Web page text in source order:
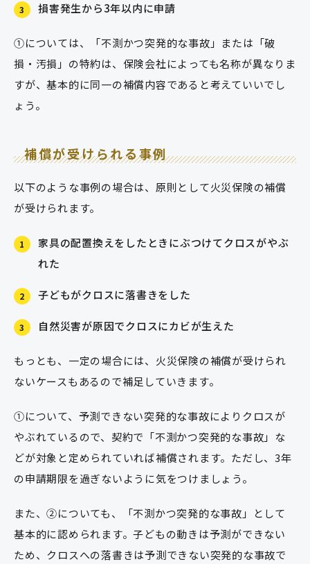
3 損害発生から3年以内に申請
①については、「不測かつ突発的な事故」または「破
損・汚損」の特約は、保険会社によっても名称が異なりま
すが、基本的に同一の補償内容であると考えていいでし
ょう。
補償が受けられる事例
以下のような事例の場合は、原則として火災保険の補償
が受けられます。
1
家具の配置換えをしたときにぶつけてクロスがやぶ
れた
2 子どもがクロスに落書きをした
3 自然災害が原因でクロスにカビが生えた
もっとも、一定の場合には、火災保険の補償が受けられ
ないケースもあるので補足していきます。
①について、予測できない突発的な事故によりクロスが
やぶれているので、契約で「不測かつ突発的な事故」な
どが対象と定められていれば補償されます。ただし、3年
の申請期限を過ぎないように気をつけましょう。
また、②についても、「不測かつ突発的な事故」として
基本的に認められます。子どもの動きは予測ができない
ため、クロスへの落書きは予測できない突発的な事故で